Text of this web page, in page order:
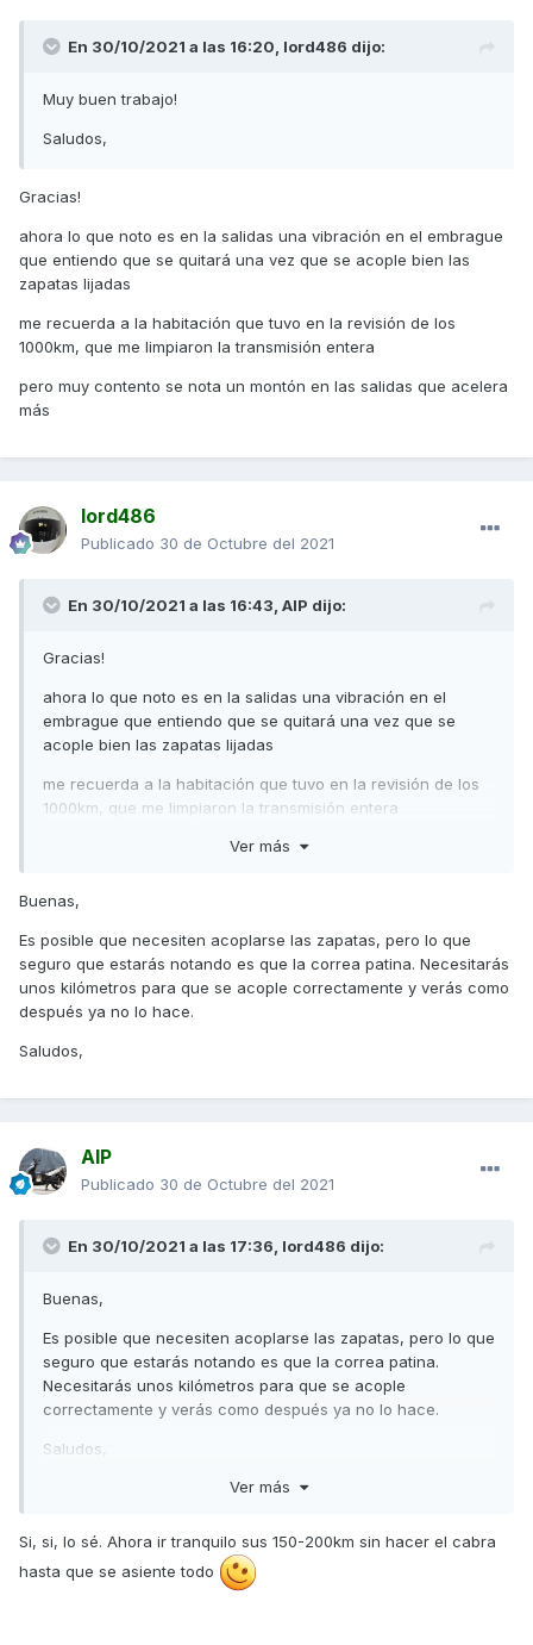
Quito el variador:
Lo llevo a casa para limpiarlo y en estas condiciones está:
Así estaban los rodillos originales de la moto:
En 30/10/2021 a las 16:20, lord486 dijo:
Muy buen trabajo!
Saludos,
Gracias!
ahora lo que noto es en la salidas una vibración en el embrague
que entiendo que se quitará una vez que se acople bien las
zapatas lijadas
me recuerda a la habitación que tuvo en la revisión de los
1000km, que me limpiaron la transmisión entera
pero muy contento se nota un montón en las salidas que acelera
más
lord486
Publicado 30 de Octubre del 2021
En 30/10/2021 a las 16:43, AIP dijo:
Gracias!
ahora lo que noto es en la salidas una vibración en el
embrague que entiendo que se quitará una vez que se
acople bien las zapatas lijadas
me recuerda a la habitación que tuvo en la revisión de los
1000km, que me limpiaron la transmisión entera
pero muy contento se nota un montón en las salidas que
Ver más
Buenas,
Es posible que necesiten acoplarse las zapatas, pero lo que
seguro que estarás notando es que la correa patina. Necesitarás
unos kilómetros para que se acople correctamente y verás como
después ya no lo hace.
Saludos,
AIP
Publicado 30 de Octubre del 2021
En 30/10/2021 a las 17:36, lord486 dijo:
Buenas,
Es posible que necesiten acoplarse las zapatas, pero lo que
seguro que estarás notando es que la correa patina.
Necesitarás unos kilómetros para que se acople
correctamente y verás como después ya no lo hace.
Saludos,
Ver más
Si, si, lo sé. Ahora ir tranquilo sus 150-200km sin hacer el cabra
hasta que se asiente todo